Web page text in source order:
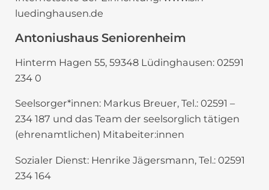
luedinghausen.de
Antoniushaus Seniorenheim
Hinterm Hagen 55, 59348 Lüdinghausen: 02591
234 0
Seelsorger*innen: Markus Breuer, Tel.: 02591 –
234 187 und das Team der seelsorglich tätigen
(ehrenamtlichen) Mitabeiter:innen
Sozialer Dienst: Henrike Jägersmann, Tel.: 02591
234 164